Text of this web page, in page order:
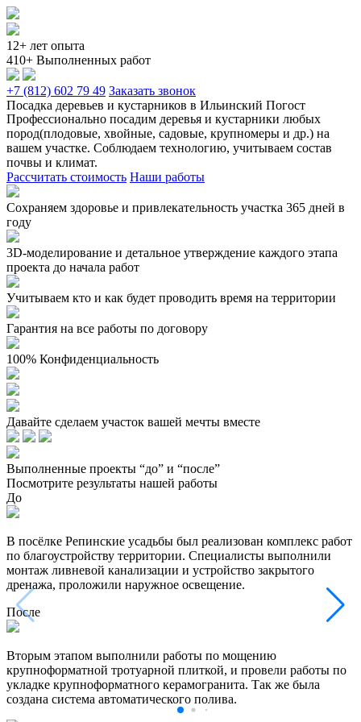
12+ лет опыта
410+ Выполненных работ
+7 (812) 602 79 49 Заказать звонок
Посадка деревьев и кустарников в Ильинский Погост
Профессионально посадим деревья и кустарники любых
пород(плодовые, хвойные, садовые, крупномеры и др.) на
вашем участке. Соблюдаем технологию, учитываем состав
почвы и климат.
Рассчитать стоимость Наши работы
Сохраняем здоровье и привлекательность участка 365 дней в
году
3D-моделирование и детальное утверждение каждого этапа
проекта до начала работ
Учитываем кто и как будет проводить время на территории
Гарантия на все работы по договору
100% Конфиденциальность
Давайте сделаем участок вашей мечты вместе
Выполненные проекты “до” и “после”
Посмотрите результаты нашей работы
До
В посёлке Репинские усадьбы был реализован комплекс работ
по благоустройству территории. Специалисты выполнили
монтаж ливневой канализации и устройство закрытого
дренажа, проложили наружное освещение.
После
Вторым этапом выполнили работы по мощению
крупноформатной тротуарной плиткой, и провели работы по
укладке крупноформатного керамогранита. Так же была
создана система автоматического полива.